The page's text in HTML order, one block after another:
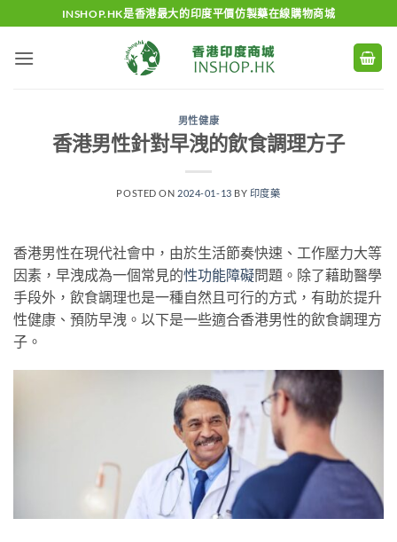
to
content
INSHOP.HK是香港最大的印度平價仿製藥在線購物商城
男性健康
香港男性針對早洩的飲食調理方子
POSTED ON 2024-01-13 BY 印度藥
香港男性在現代社會中，由於生活節奏快速、工作壓力大等
因素，早洩成為一個常見的性功能障礙問題。除了藉助醫學
手段外，飲食調理也是一種自然且可行的方式，有助於提升
性健康、預防早洩。以下是一些適合香港男性的飲食調理方
子。